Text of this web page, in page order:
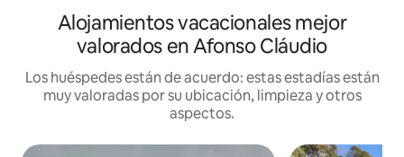
Alojamientos vacacionales mejor
valorados en Afonso Cláudio
Los huéspedes están de acuerdo: estas estadías están
muy valoradas por su ubicación, limpieza y otros
aspectos.